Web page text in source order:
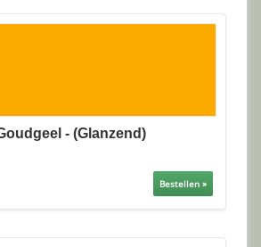
- (Glanzend)
Bestellen »